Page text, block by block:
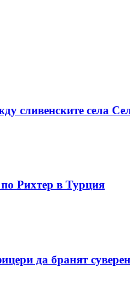
сливенските села
по Рихтер в Турция
да бранят